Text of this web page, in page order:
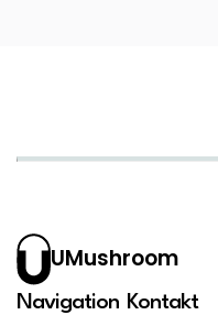
UMushroom
Navigation Kontakt